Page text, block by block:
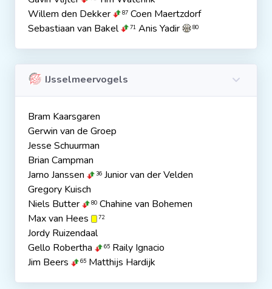
Willem den Dekker
87 Coen Maertzdorf
Sebastiaan van Bakel
71 Anis Yadir 80
IJsselmeervogels
Bram Kaarsgaren
Gerwin van de Groep
Jesse Schuurman
Brian Campman
Jarno Janssen
36 Junior van der Velden
Gregory Kuisch
Niels Butter
80 Chahine van Bohemen
Max van Hees
72
Jordy Ruizendaal
Gello Robertha
65 Raily Ignacio
Jim Beers
65 Matthijs Hardijk